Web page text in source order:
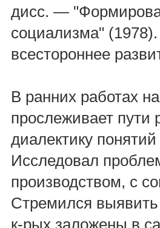
дисс. —
социализма"
всестороннее
В ранних работах
прослеживает пути
диалектику
Исследовал
производством, с
Стремился выявить
к-рых заложены в